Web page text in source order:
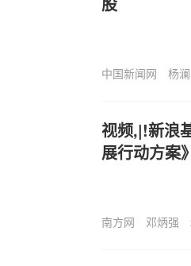
中国新闻网 杨澜
视频,|!新浪
展行动方案
南方网 邓炳强